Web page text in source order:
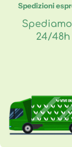
Spedizioni
24/48h